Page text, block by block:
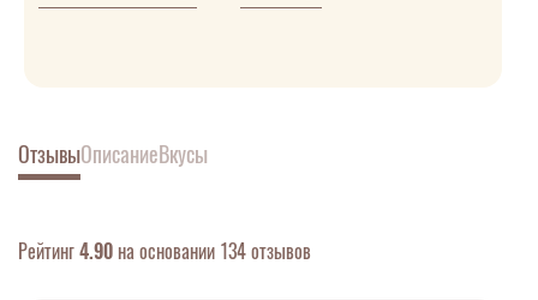
ОтзывыОписаниеВкусы
Рейтинг4.90 на основании 134 отзывов